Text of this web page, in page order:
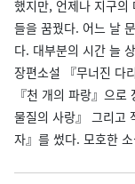
했지만, 언제나 지구의
들을 꿈꿨다. 어느 날
다. 대부분의 시간 늘
장편소설 『무너진 다
『천 개의 파랑』으
물질의 사랑』 그리고
자』를 썼다. 모호한